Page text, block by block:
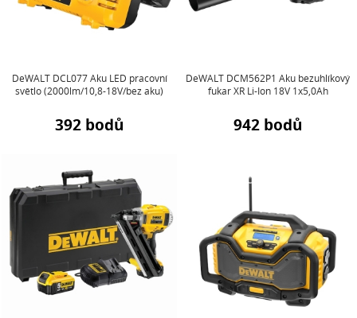
DeWALT DCL077 Aku LED pracovní
světlo (2000lm/10,8-18V/bez aku)
392 bodů
DeWALT DCM562P1 Aku bezuhlíkový
fukar XR Li-Ion 18V 1x5,0Ah
942 bodů